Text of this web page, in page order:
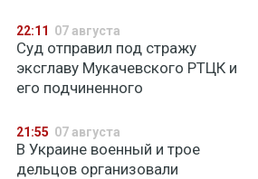
22:11 07 августа
Суд отправил под стражу
эксглаву Мукачевского РТЦК и
его подчиненного
21:55 07 августа
В Украине военный и трое
дельцов организовали